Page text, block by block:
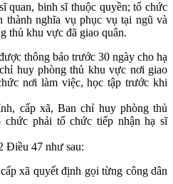
quan, binh sĩ thuộc quyền; tổ chức
thành nghĩa vụ phục vụ tại ngũ và
thủ khu vực đã giao quân.
thông báo trước 30 ngày cho hạ
huy phòng thủ khu vực nơi giao
nơi làm việc, học tập trước khi
cấp xã, Ban chỉ huy phòng thủ
phải tổ chức tiếp nhận hạ sĩ
Điều 47 như sau:
xã quyết định gọi từng công dân